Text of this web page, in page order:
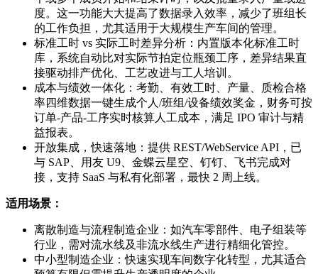
度。这一功能大大提高了数据录入效率，减少了班组长
的工作负担，尤其适用于大规模生产车间的管理。
标准工时 vs 实际工时差异分析：内置版本化标准工时
库，系统自动比对实际节拍定位瓶颈工序，差异结果直
接驱动排产优化、工艺改进与工人培训。
成本与绩效一体化：考勤、有效工时、产量、质检合格
率四维数据一键生成个人/班组/设备绩效奖金，财务可按
订单-产品-工序实时核算人工成本，满足 IPO 审计与精
益报表。
开放集成，快速落地：提供 REST/WebService API，已
与 SAP、用友 U9、金蝶云星空、钉钉、飞书完成对
接，支持 SaaS 与私有化部署，最快 2 周上线。
适用场景：
离散制造与流程制造企业：如汽车零部件、电子组装等
行业，需对流水线及非流水线生产进行精细化管控。
中小型制造企业：快速实现车间数字化转型，尤其适合